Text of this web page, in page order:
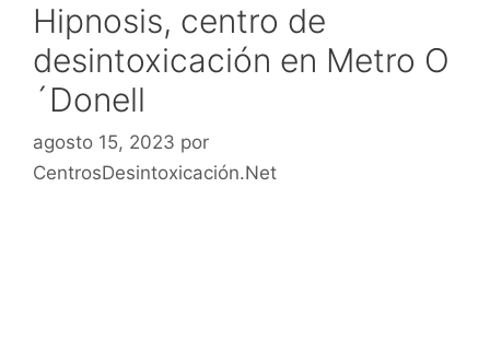
Hipnosis, centro de
desintoxicación en Metro O
´Donell
agosto 15, 2023 por
CentrosDesintoxicación.Net